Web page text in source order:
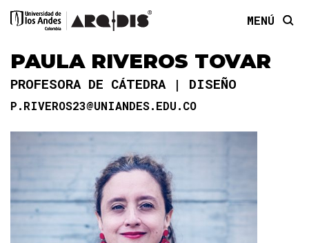
MENÚ
PAULA RIVEROS TOVAR
PROFESORA DE CÁTEDRA DISEÑO
P.RIVEROS23@UNIANDES.EDU.CO